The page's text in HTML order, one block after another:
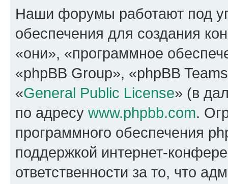
Наши форумы работают под
обеспечения для создания
«они», «программное
«phpBB Group», «phpBB
«General Public License» (в
по адресу www.phpbb.com.
программного обеспечения
поддержкой интернет-
ответственности за то, что